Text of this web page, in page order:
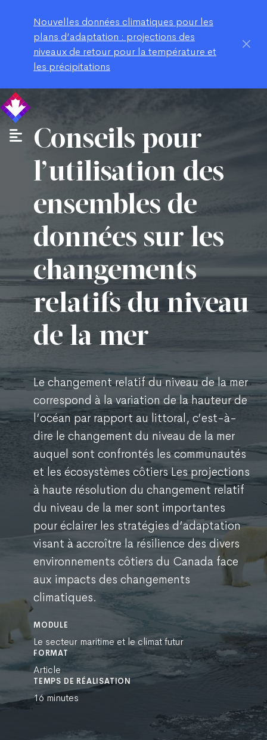
Nouvelles données climatiques pour les
plans d’adaptation : projections des
niveaux de retour pour la température et
les précipitations
Conseils pour
l’utilisation des
ensembles de
données sur les
changements
relatifs du niveau
de la mer
Le changement relatif du niveau de la mer
correspond à la variation de la hauteur de
l’océan par rapport au littoral, c’est-à-
dire le changement du niveau de la mer
auquel sont confrontés les communautés
et les écosystèmes côtiers Les projections
à haute résolution du changement relatif
du niveau de la mer sont importantes
pour éclairer les stratégies d’adaptation
visant à accroître la résilience des divers
environnements côtiers du Canada face
aux impacts des changements
climatiques.
MODULE
Le secteur maritime et le climat futur
FORMAT
Article
TEMPS DE RÉALISATION
16 minutes